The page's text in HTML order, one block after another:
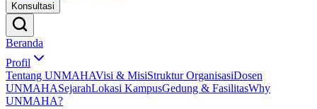
Konsultasi
Beranda
Profil
Tentang UNMAHAVisi & MisiStruktur OrganisasiDosen
UNMAHASejarahLokasi KampusGedung & FasilitasWhy
UNMAHA?